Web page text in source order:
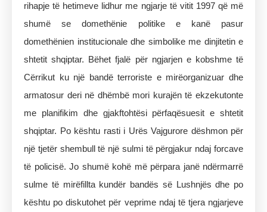
rihapje të hetimeve lidhur me ngjarje të vitit 1997 që më
shumë se domethënie politike e kanë pasur
domethënien institucionale dhe simbolike me dinjitetin e
shtetit shqiptar. Bëhet fjalë për ngjarjen e kobshme të
Cërrikut ku një bandë terroriste e mirëorganizuar dhe
armatosur deri në dhëmbë mori kurajën të ekzekutonte
me planifikim dhe gjakftohtësi përfaqësuesit e shtetit
shqiptar. Po kështu rasti i Urës Vajgurore dëshmon për
një tjetër shembull të një sulmi të përgjakur ndaj forcave
të policisë. Jo shumë kohë më përpara janë ndërmarrë
sulme të mirëfillta kundër bandës së Lushnjës dhe po
kështu po diskutohet për veprime ndaj të tjera ngjarjeve